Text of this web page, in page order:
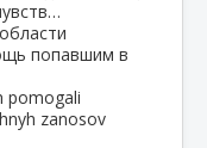
попавшим в